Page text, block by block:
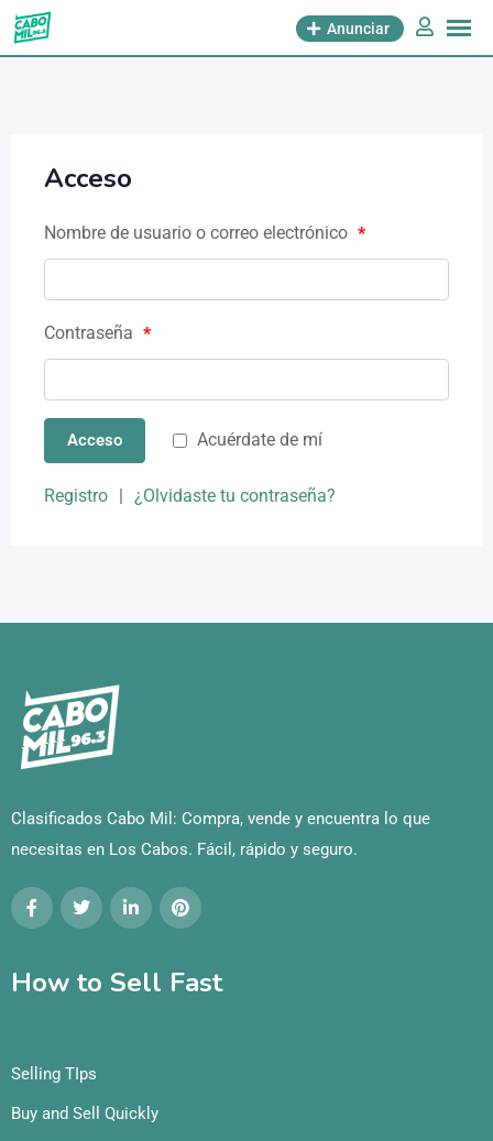
Anunciar
Acceso
Nombre de usuario o correo electrónico *
Contraseña *
Acceso Acuérdate de mí
Registro | ¿Olvidaste tu contraseña?
Clasificados Cabo Mil: Compra, vende y encuentra lo que
necesitas en Los Cabos. Fácil, rápido y seguro.
How to Sell Fast
Selling TIps
Buy and Sell Quickly